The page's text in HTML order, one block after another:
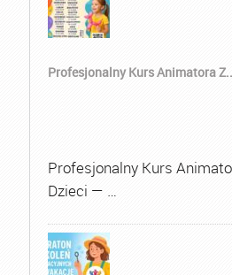
Profesjonalny Kurs Animatora
Profesjonalny Kurs
Dzieci — …